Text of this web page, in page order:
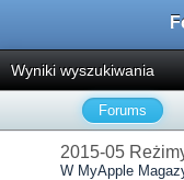
Wyniki wyszukiwania
Forums
2015-05
W MyApple